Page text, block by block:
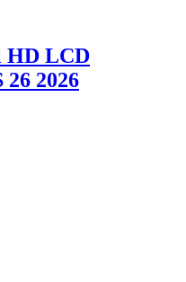
HD LCD
26 2026